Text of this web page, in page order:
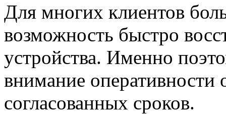
Для многих клиентов
возможность быстро
устройства. Именно
внимание
согласованных сроков.